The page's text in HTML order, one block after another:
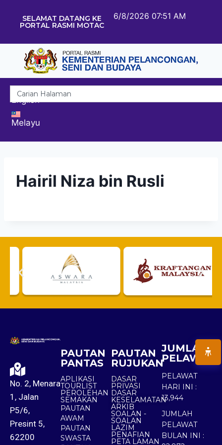
SELAMAT DATANG KE
PORTAL RASMI MOTAC
6/8/2026 07:51 AM
English
Melayu
Hairil Niza bin Rusli
No. 2, Menara
1, Jalan
P5/6,
Presint 5,
62200
PAUTAN
PANTAS
APLIKASI
TOURLIST
PEROLEHAN
SEMAKAN
PAUTAN
AWAM
PAUTAN
SWASTA
PAUTAN
RUJUKAN
DASAR
PRIVASI
DASAR
KESELAMATAN
ARKIB
SOALAN -
SOALAN
LAZIM
PENAFIAN
PETA LAMAN
JUMLAH
PELAWAT
PELAWAT
HARI INI :
13,944
JUMLAH
PELAWAT
BULAN INI :